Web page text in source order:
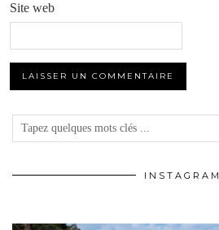
Site web
INSTAGRAM